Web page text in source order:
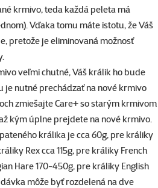
krmivo, teda každá peleta má
Vďaka tomu máte istotu, že Váš
pretože je eliminovaná možnosť
veľmi chutné, Váš králik ho bude
je nutné prechádzať na nové krmivo
zmiešajte Care+ so starým krmivom
kým úplne prejdete na nové krmivo.
králika je cca 60g, pre králiky
Rex cca 115g, pre králiky French
Hare 170-450g, pre králiky English
môže byť rozdelená na dve